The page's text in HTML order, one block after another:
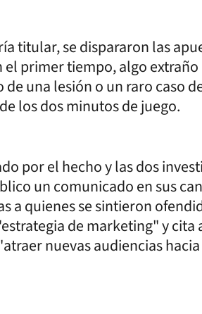
titular, se dispararon las
el primer tiempo, algo
una lesión o un raro caso
los dos minutos de juego.
por el hecho y las dos
un comunicado en sus
a quienes se sintieron
de marketing" y cita
nuevas audiencias